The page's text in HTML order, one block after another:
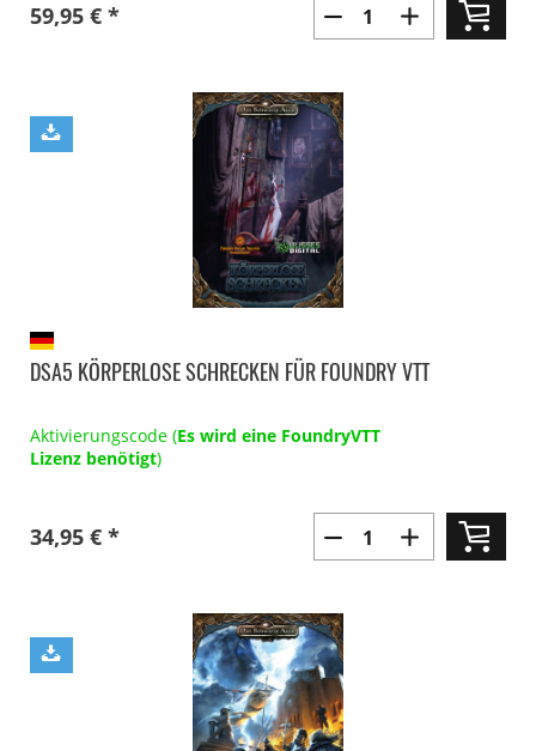
59,95 € *
DSA5 KÖRPERLOSE SCHRECKEN FÜR FOUNDRY VTT
Aktivierungscode (Es wird eine FoundryVTT
Lizenz benötigt)
34,95 € *